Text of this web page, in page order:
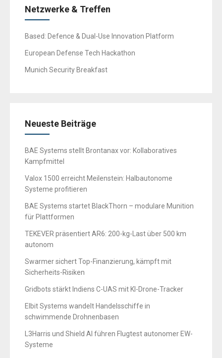
Netzwerke & Treffen
Based: Defence & Dual-Use Innovation Platform
European Defense Tech Hackathon
Munich Security Breakfast
Neueste Beiträge
BAE Systems stellt Brontanax vor: Kollaboratives
Kampfmittel
Valox 1500 erreicht Meilenstein: Halbautonome
Systeme profitieren
BAE Systems startet BlackThorn – modulare Munition
für Plattformen
TEKEVER präsentiert AR6: 200-kg-Last über 500 km
autonom
Swarmer sichert Top-Finanzierung, kämpft mit
Sicherheits-Risiken
Gridbots stärkt Indiens C-UAS mit KI-Drone-Tracker
Elbit Systems wandelt Handelsschiffe in
schwimmende Drohnenbasen
L3Harris und Shield AI führen Flugtest autonomer EW-
Systeme